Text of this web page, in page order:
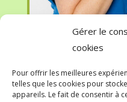
Gérer le
cookies
Pour offrir les meilleures
telles que les cookies pour
appareils. Le fait de consentir à